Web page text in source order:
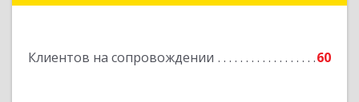
Клиентов на сопровождении 60